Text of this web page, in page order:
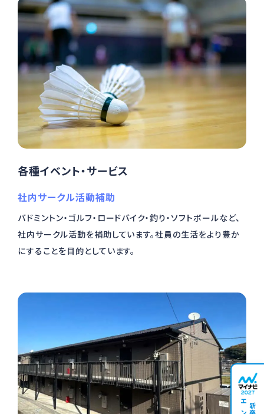
各種イベント・サービス
社内サークル活動補助
バドミントン・ゴルフ・ロードバイク・釣り・ソフトボールなど、
社内サークル活動を補助しています。社員の⽣活をより豊か
にすることを⽬的としています。